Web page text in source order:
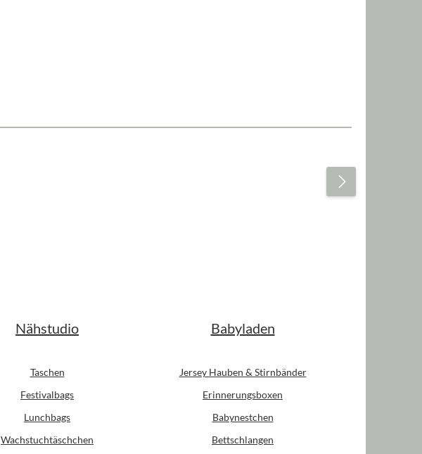
Nähstudio
Taschen
Festivalbags
Lunchbags
Wachstuchtäschchen
Babyladen
Jersey Hauben & Stirnbänder
Erinnerungsboxen
Babynestchen
Bettschlangen